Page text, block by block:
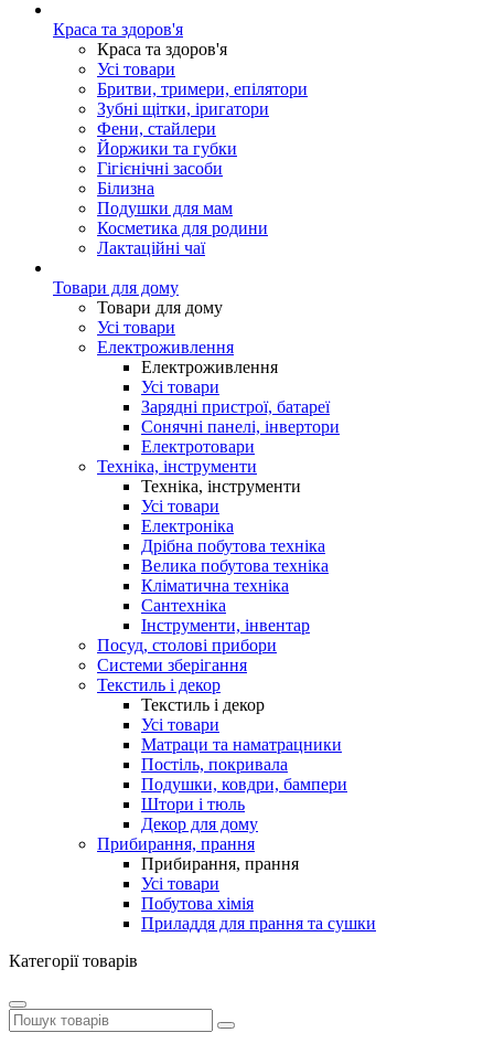
Краса та здоров'я
Краса та здоров'я
Усі товари
Бритви, тримери, епілятори
Зубні щітки, іригатори
Фени, стайлери
Йоржики та губки
Гігієнічні засоби
Білизна
Подушки для мам
Косметика для родини
Лактаційні чаї
Товари для дому
Товари для дому
Усі товари
Електроживлення
Електроживлення
Усі товари
Зарядні пристрої, батареї
Сонячні панелі, інвертори
Електротовари
Техніка, інструменти
Техніка, інструменти
Усі товари
Електроніка
Дрібна побутова техніка
Велика побутова техніка
Кліматична техніка
Сантехніка
Інструменти, інвентар
Посуд, столові прибори
Системи зберігання
Текстиль і декор
Текстиль і декор
Усі товари
Матраци та наматрацники
Постіль, покривала
Подушки, ковдри, бампери
Штори і тюль
Декор для дому
Прибирання, прання
Прибирання, прання
Усі товари
Побутова хімія
Приладдя для прання та сушки
Категорії товарів